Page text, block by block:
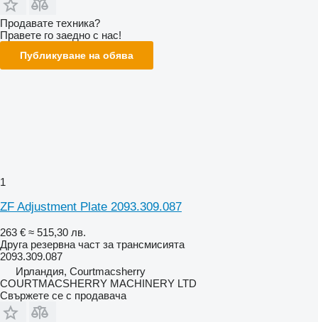
Продавате техника?
Правете го заедно с нас!
Публикуване на обява
1
ZF Adjustment Plate 2093.309.087
263 € ≈ 515,30 лв.
Друга резервна част за трансмисията
2093.309.087
Ирландия, Courtmacsherry
COURTMACSHERRY MACHINERY LTD
Свържете се с продавача